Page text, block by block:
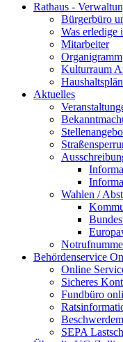
Rathaus -
Bürgerbüro
Was erledige
Mitarbeiter
Organigramm
Kulturraum
Aktuelles
Wahlen /
Behördenservice
Online
Sicheres
Fundbüro
SEPA